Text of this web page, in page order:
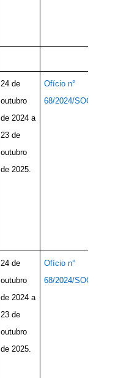
24 de
outubro
de 2024 a
23 de
outubro
de 2025.
Ofício n°
68/2024/SOC
24 de
outubro
de 2024 a
23 de
outubro
de 2025.
Ofício n°
68/2024/SOC